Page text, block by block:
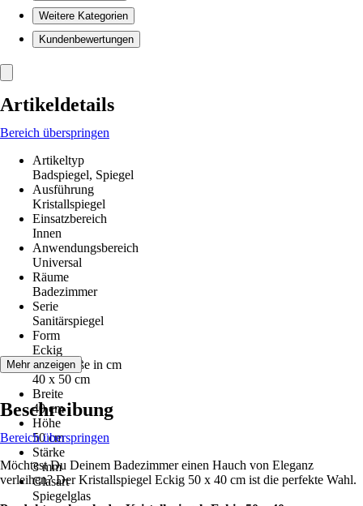
Weitere Kategorien
Kundenbewertungen
Artikeldetails
Bereich überspringen
Artikeltyp
Badspiegel, Spiegel
Ausführung
Kristallspiegel
Einsatzbereich
Innen
Anwendungsbereich
Universal
Räume
Badezimmer
Serie
Sanitärspiegel
Form
Eckig
Nenngröße in cm
40 x 50 cm
Breite
40 cm
Höhe
50 cm
Stärke
3 mm
Glasart
Spiegelglas
Mehr anzeigen
Beschreibung
Bereich überspringen
Möchtest Du Deinem Badezimmer einen Hauch von Eleganz
verleihen? Der Kristallspiegel Eckig 50 x 40 cm ist die perfekte Wahl.